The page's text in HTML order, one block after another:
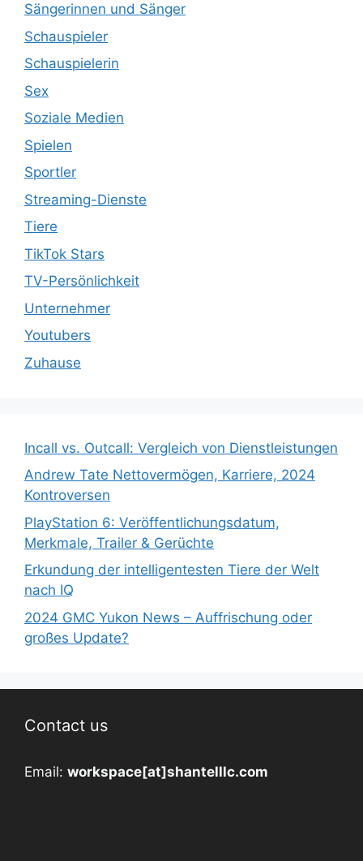
Sängerinnen und Sänger
Schauspieler
Schauspielerin
Sex
Soziale Medien
Spielen
Sportler
Streaming-Dienste
Tiere
TikTok Stars
TV-Persönlichkeit
Unternehmer
Youtubers
Zuhause
Incall vs. Outcall: Vergleich von Dienstleistungen
Andrew Tate Nettovermögen, Karriere, 2024
Kontroversen
PlayStation 6: Veröffentlichungsdatum,
Merkmale, Trailer & Gerüchte
Erkundung der intelligentesten Tiere der Welt
nach IQ
2024 GMC Yukon News – Auffrischung oder
großes Update?
Contact us
Email: workspace[at]shantelllc.com